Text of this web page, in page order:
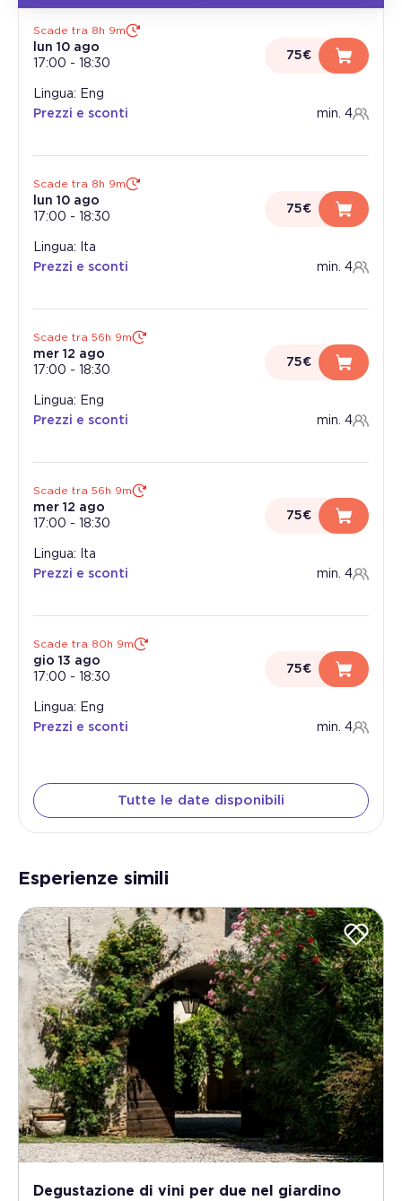
Scade tra 8h 9m
lun 10 ago
17:00 - 18:30
75€
Lingua: Eng
Prezzi e sconti
min. 4
Scade tra 8h 9m
lun 10 ago
17:00 - 18:30
75€
Lingua: Ita
Prezzi e sconti
min. 4
Scade tra 56h 9m
mer 12 ago
17:00 - 18:30
75€
Lingua: Eng
Prezzi e sconti
min. 4
Scade tra 56h 9m
mer 12 ago
17:00 - 18:30
75€
Lingua: Ita
Prezzi e sconti
min. 4
Scade tra 80h 9m
gio 13 ago
17:00 - 18:30
75€
Lingua: Eng
Prezzi e sconti
min. 4
Tutte le date disponibili
Esperienze simili
Degustazione di vini per due nel giardino